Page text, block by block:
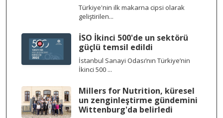
Türkiye'nin ilk makarna cipsi olarak
geliştirilen...
İSO İkinci 500'de un sektörü
güçlü temsil edildi
İstanbul Sanayi Odası’nın Türkiye’nin
İkinci 500 ...
Millers for Nutrition, küresel
un zenginleştirme gündemini
Wittenburg'da belirledi